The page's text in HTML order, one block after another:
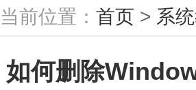
当前位置： 首页 > 系
如何删除